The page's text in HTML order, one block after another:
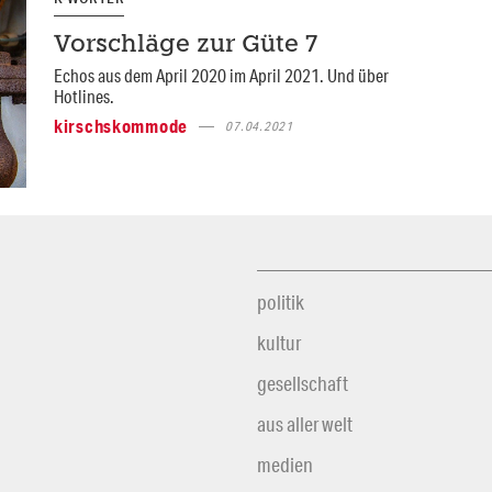
Vorschläge zur Güte 7
Echos aus dem April 2020 im April 2021. Und über
Hotlines.
kirschskommode
07.04.2021
politik
kultur
gesellschaft
aus aller welt
medien